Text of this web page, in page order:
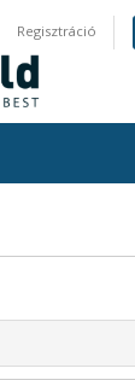
Regisztráció